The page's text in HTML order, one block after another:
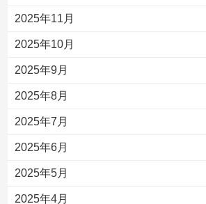
2025年11月
2025年10月
2025年9月
2025年8月
2025年7月
2025年6月
2025年5月
2025年4月